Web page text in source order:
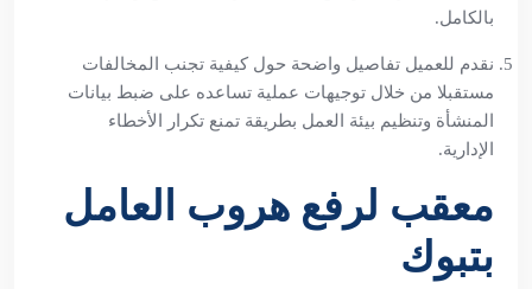
بالكامل.
نقدم للعميل تفاصيل واضحة حول كيفية تجنب المخالفات
مستقبلا من خلال توجيهات عملية تساعده على ضبط بيانات
المنشأة وتنظيم بيئة العمل بطريقة تمنع تكرار الأخطاء
الإدارية.
معقب لرفع هروب العامل
بتبوك